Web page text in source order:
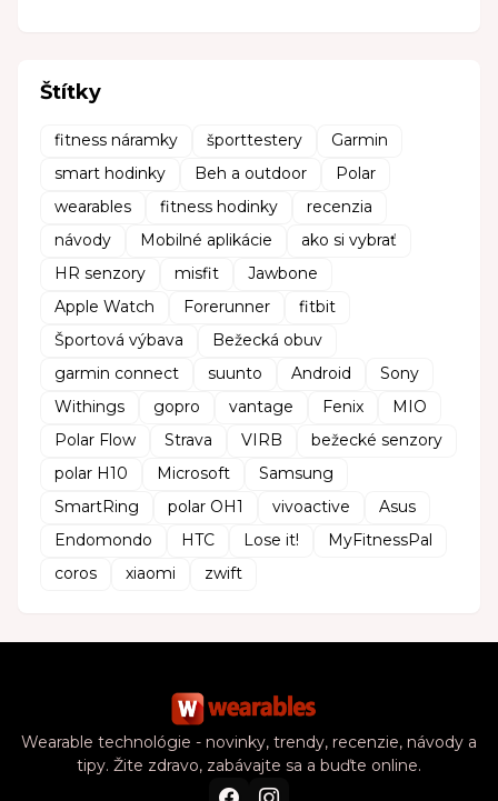
Štítky
fitness náramky športtestery
Garmin
smart hodinky
Beh a outdoor
Polar
wearables
fitness hodinky
recenzia
návody
Mobilné aplikácie
ako si vybrať
HR senzory
misfit
Jawbone
Apple Watch
Forerunner
fitbit
Športová výbava
Bežecká obuv
garmin connect
suunto Android
Sony
Withings
gopro vantage Fenix
MIO
Polar Flow
Strava VIRB
bežecké senzory
polar H10
Microsoft
Samsung
SmartRing
polar OH1 vivoactive
Asus
Endomondo
HTC Lose it!
MyFitnessPal
coros
xiaomi zwift
Wearable technológie - novinky, trendy, recenzie, návody a
tipy. Žite zdravo, zabávajte sa a buďte online.